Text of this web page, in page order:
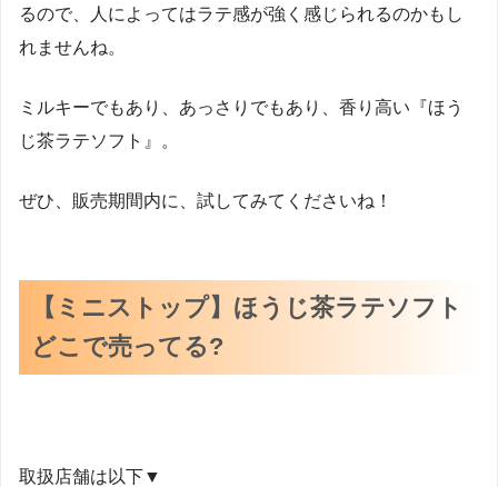
るので、人によってはラテ感が強く感じられるのかもし
れませんね。
ミルキーでもあり、あっさりでもあり、香り高い『ほう
じ茶ラテソフト』。
ぜひ、販売期間内に、試してみてくださいね！
【ミニストップ】ほうじ茶ラテソフト
どこで売ってる?
取扱店舗は以下▼